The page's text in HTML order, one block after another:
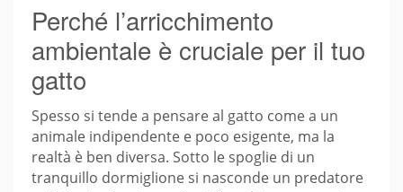
Perché l’arricchimento
ambientale è cruciale per il tuo
gatto
Spesso si tende a pensare al gatto come a un
animale indipendente e poco esigente, ma la
realtà è ben diversa. Sotto le spoglie di un
tranquillo dormiglione si nasconde un predatore